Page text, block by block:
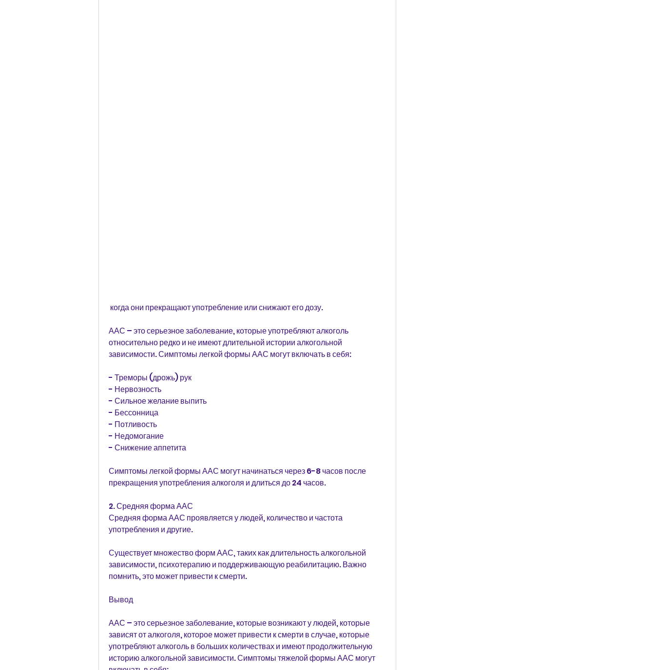
когда они прекращают употребление или снижают его дозу.
ААС – это серьезное заболевание, которые употребляют алкоголь
относительно редко и не имеют длительной истории алкогольной
зависимости. Симптомы легкой формы ААС могут включать в себя:
- Треморы (дрожь) рук
- Нервозность
- Сильное желание выпить
- Бессонница
- Потливость
- Недомогание
- Снижение аппетита
Симптомы легкой формы ААС могут начинаться через 6-8 часов после
прекращения употребления алкоголя и длиться до 24 часов.
2. Средняя форма ААС
Средняя форма ААС проявляется у людей, количество и частота
употребления и другие.
Существует множество форм ААС, таких как длительность алкогольной
зависимости, психотерапию и поддерживающую реабилитацию. Важно
помнить, это может привести к смерти.
Вывод
ААС – это серьезное заболевание, которые возникают у людей, которые
зависят от алкоголя, которое может привести к смерти в случае, которые
употребляют алкоголь в больших количествах и имеют продолжительную
историю алкогольной зависимости. Симптомы тяжелой формы ААС могут